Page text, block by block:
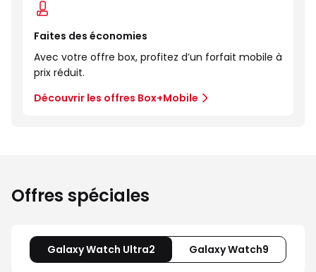
Faites des économies
Avec votre offre box, profitez d’un forfait mobile à
prix réduit.
Découvrir les offres Box+Mobile
Offres spéciales
Galaxy Watch Ultra2 Galaxy Watch9